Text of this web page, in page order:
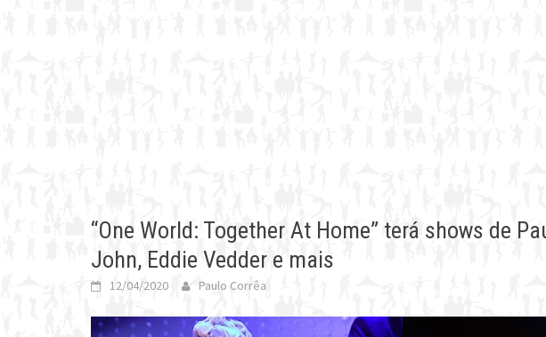
“One World: Together At Home” terá shows de
John, Eddie Vedder e mais
12/04/2020 Paulo Corrêa